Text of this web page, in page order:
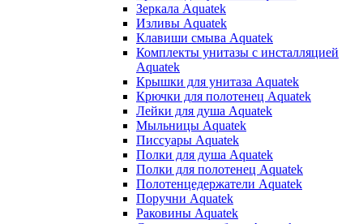
Зеркала Aquatek
Изливы Aquatek
Клавиши смыва Aquatek
Комплекты унитазы с инсталляцией
Aquatek
Крышки для унитаза Aquatek
Крючки для полотенец Aquatek
Лейки для душа Aquatek
Мыльницы Aquatek
Писсуары Aquatek
Полки для душа Aquatek
Полки для полотенец Aquatek
Полотенцедержатели Aquatek
Поручни Aquatek
Раковины Aquatek